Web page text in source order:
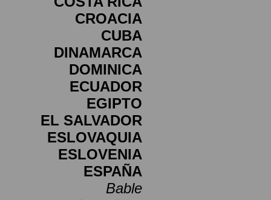
CROACIA
CUBA
DINAMARCA
DOMINICA
ECUADOR
EGIPTO
EL SALVADOR
ESLOVAQUIA
ESLOVENIA
ESPAÑA
Bable